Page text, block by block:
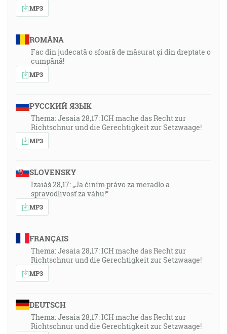
MP3
ROMÂNA
Fac din judecată o sfoară de măsurat și din dreptate o
cumpănă!
MP3
РУССКИЙ ЯЗЫК
Thema: Jesaia 28,17: ICH mache das Recht zur
Richtschnur und die Gerechtigkeit zur Setzwaage!
MP3
SLOVENSKY
Izaiáš 28,17: „Ja činím právo za meradlo a
spravodlivosť za váhu!“
MP3
FRANÇAIS
Thema: Jesaia 28,17: ICH mache das Recht zur
Richtschnur und die Gerechtigkeit zur Setzwaage!
MP3
DEUTSCH
Thema: Jesaia 28,17: ICH mache das Recht zur
Richtschnur und die Gerechtigkeit zur Setzwaage!